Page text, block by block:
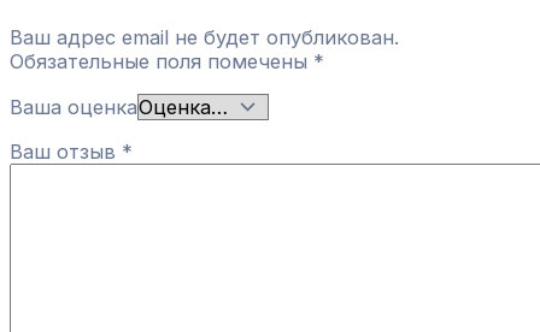
Ваш адрес email не будет опубликован.
Обязательные поля помечены *
Ваша оценка
Ваш отзыв *